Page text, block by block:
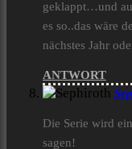
geklappt…und
es so..das wäre
nächstes Jahr
ANTWORT
Die Serie wird
sagen!